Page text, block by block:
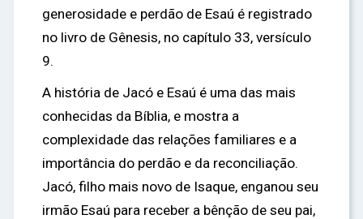
generosidade e perdão de Esaú é registrado
no livro de Gênesis, no capítulo 33, versículo
9.
A história de Jacó e Esaú é uma das mais
conhecidas da Bíblia, e mostra a
complexidade das relações familiares e a
importância do perdão e da reconciliação.
Jacó, filho mais novo de Isaque, enganou seu
irmão Esaú para receber a bênção de seu pai,